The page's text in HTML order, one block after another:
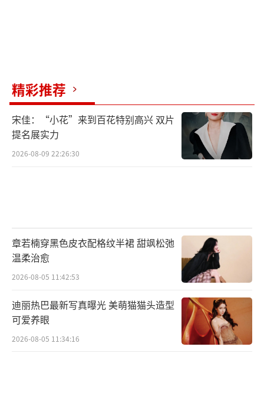
精彩推荐
宋佳：“小花”来到百花特别高兴 双片
提名展实力
2026-08-09 22:26:30
章若楠穿黑色皮衣配格纹半裙 甜飒松弛
温柔治愈
2026-08-05 11:42:53
迪丽热巴最新写真曝光 美萌猫猫头造型
可爱养眼
2026-08-05 11:34:16